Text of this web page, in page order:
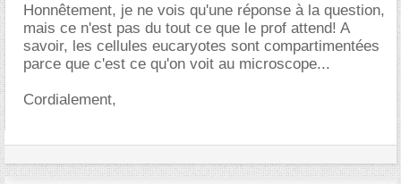
Honnêtement, je ne vois qu'une réponse à la question,
mais ce n'est pas du tout ce que le prof attend! A
savoir, les cellules eucaryotes sont compartimentées
parce que c'est ce qu'on voit au microscope...
Cordialement,